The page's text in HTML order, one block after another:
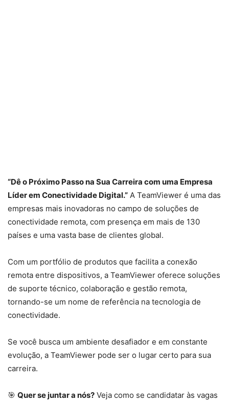
“Dê o Próximo Passo na Sua Carreira com uma Empresa
Líder em Conectividade Digital.” A TeamViewer é uma das
empresas mais inovadoras no campo de soluções de
conectividade remota, com presença em mais de 130
países e uma vasta base de clientes global.
Com um portfólio de produtos que facilita a conexão
remota entre dispositivos, a TeamViewer oferece soluções
de suporte técnico, colaboração e gestão remota,
tornando-se um nome de referência na tecnologia de
conectividade.
Se você busca um ambiente desafiador e em constante
evolução, a TeamViewer pode ser o lugar certo para sua
carreira.
🎯 Quer se juntar a nós? Veja como se candidatar às vagas